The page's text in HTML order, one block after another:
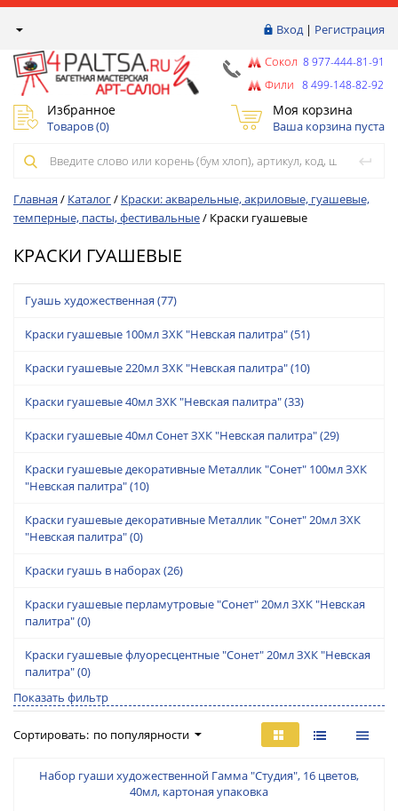
Вход| Регистрация
Сокол 8 977-444-81-91
Фили 8 499-148-82-92
Избранное
Товаров (0)
Моя корзина
Ваша корзина пуста
Главная / Каталог/ Краски: акварельные, акриловые, гуашевые,
темперные, пасты, фестивальные/ Краски гуашевые
КРАСКИ ГУАШЕВЫЕ
Гуашь художественная (77)
Краски гуашевые 100мл ЗХК "Невская палитра"(51)
Краски гуашевые 220мл ЗХК "Невская палитра"(10)
Краски гуашевые 40мл ЗХК "Невская палитра"(33)
Краски гуашевые 40мл Сонет ЗХК "Невская палитра"(29)
Краски гуашевые декоративные Металлик "Сонет" 100мл ЗХК
"Невская палитра"(10)
Краски гуашевые декоративные Металлик "Сонет" 20мл ЗХК
"Невская палитра"(0)
Краски гуашь в наборах(26)
Краски гуашевые перламутровые "Сонет" 20мл ЗХК "Невская
палитра"(0)
Краски гуашевые флуоресцентные "Сонет" 20мл ЗХК "Невская
палитра"(0)
Показать фильтр
Сортировать: по популярности
Набор гуаши художественной Гамма "Студия", 16 цветов,
40мл, картоная упаковка